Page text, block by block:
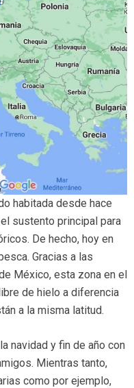
habitada desde hace
sustento principal para
De hecho, hoy en
Gracias a las
México, esta zona en el
de hielo a diferencia
a la misma latitud.
navidad y fin de año con
Mientras tanto,
como por ejemplo,